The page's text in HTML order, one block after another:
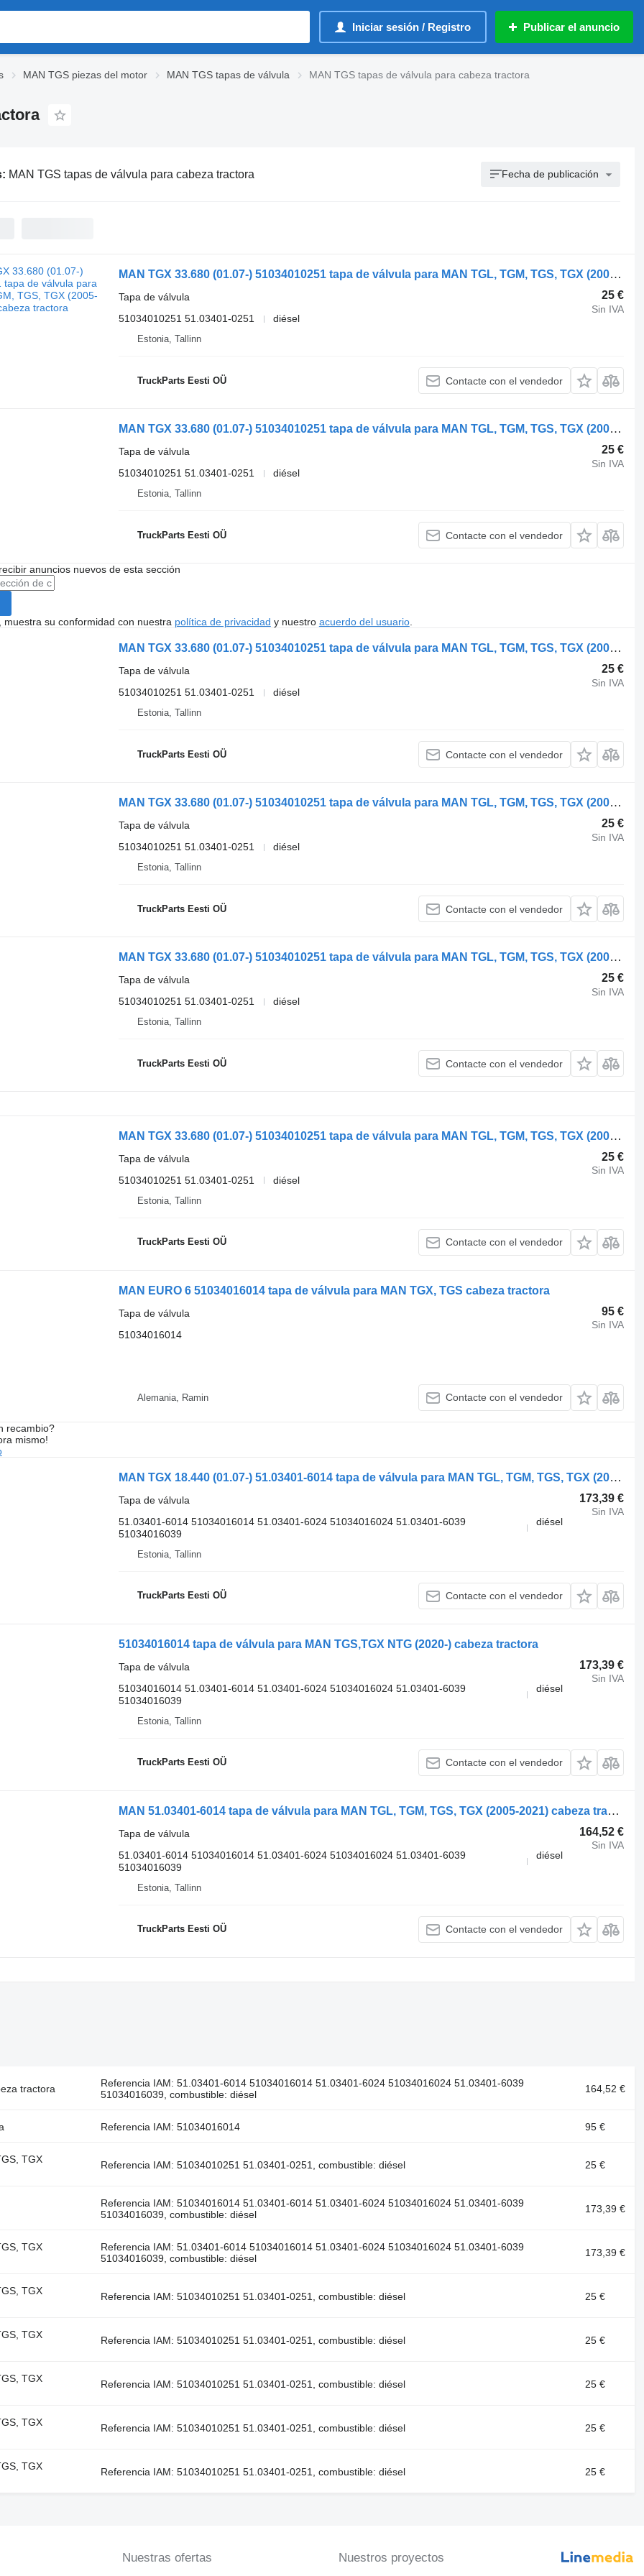
Iniciar sesión / Registro Publicar el anuncio
MAN TGS piezas del motor MAN TGS tapas de válvula MAN TGS tapas de válvula para cabeza tractora
MAN TGS tapas de válvula para cabeza tractora Fecha de publicación
MAN TGX 33.680 (01.07-) 51034010251 tapa de válvula para MAN TGL, TGM, TGS, TGX (2005-2021) cabeza tractora
25 €
Sin IVA
Tapa de válvula
51034010251 51.03401-0251
diésel
Estonia, Tallinn
TruckParts Eesti OÜ Contacte con el vendedor
MAN TGX 33.680 (01.07-) 51034010251 tapa de válvula para MAN TGL, TGM, TGS, TGX (2005-2021) cabeza tractora
25 €
Sin IVA
Tapa de válvula
51034010251 51.03401-0251
diésel
Estonia, Tallinn
TruckParts Eesti OÜ Contacte con el vendedor
anuncios nuevos de esta sección
muestra su conformidad con nuestra política de privacidad y nuestro acuerdo del usuario.
MAN TGX 33.680 (01.07-) 51034010251 tapa de válvula para MAN TGL, TGM, TGS, TGX (2005-2021) cabeza tractora
25 €
Sin IVA
Tapa de válvula
51034010251 51.03401-0251
diésel
Estonia, Tallinn
TruckParts Eesti OÜ Contacte con el vendedor
MAN TGX 33.680 (01.07-) 51034010251 tapa de válvula para MAN TGL, TGM, TGS, TGX (2005-2021) cabeza tractora
25 €
Sin IVA
Tapa de válvula
51034010251 51.03401-0251
diésel
Estonia, Tallinn
TruckParts Eesti OÜ Contacte con el vendedor
MAN TGX 33.680 (01.07-) 51034010251 tapa de válvula para MAN TGL, TGM, TGS, TGX (2005-2021) cabeza tractora
25 €
Sin IVA
Tapa de válvula
51034010251 51.03401-0251
diésel
Estonia, Tallinn
TruckParts Eesti OÜ Contacte con el vendedor
MAN TGX 33.680 (01.07-) 51034010251 tapa de válvula para MAN TGL, TGM, TGS, TGX (2005-2021) cabeza tractora
25 €
Sin IVA
Tapa de válvula
51034010251 51.03401-0251
diésel
Estonia, Tallinn
TruckParts Eesti OÜ Contacte con el vendedor
MAN EURO 6 51034016014 tapa de válvula para MAN TGX, TGS cabeza tractora
95 €
Sin IVA
Tapa de válvula
51034016014
Alemania, Ramin Contacte con el vendedor
recambio?
mismo!
MAN TGX 18.440 (01.07-) 51.03401-6014 tapa de válvula para MAN TGL, TGM, TGS, TGX (2005-2021) cabeza tractora
173,39 €
Sin IVA
Tapa de válvula
51.03401-6014 51034016014 51.03401-6024 51034016024 51.03401-6039
51034016039
diésel
Estonia, Tallinn
TruckParts Eesti OÜ Contacte con el vendedor
51034016014 tapa de válvula para MAN TGS,TGX NTG (2020-) cabeza tractora
173,39 €
Sin IVA
Tapa de válvula
51034016014 51.03401-6014 51.03401-6024 51034016024 51.03401-6039
51034016039
diésel
Estonia, Tallinn
TruckParts Eesti OÜ Contacte con el vendedor
MAN 51.03401-6014 tapa de válvula para MAN TGL, TGM, TGS, TGX (2005-2021) cabeza tractora
164,52 €
Sin IVA
Tapa de válvula
51.03401-6014 51034016014 51.03401-6024 51034016024 51.03401-6039
51034016039
diésel
Estonia, Tallinn
TruckParts Eesti OÜ Contacte con el vendedor
tractora
Referencia IAM: 51.03401-6014 51034016014 51.03401-6024 51034016024 51.03401-6039
51034016039, combustible: diésel
164,52 €
Referencia IAM: 51034016014 95 €
TGX
Referencia IAM: 51034010251 51.03401-0251, combustible: diésel 25 €
Referencia IAM: 51034016014 51.03401-6014 51.03401-6024 51034016024 51.03401-6039
51034016039, combustible: diésel
173,39 €
TGX
Referencia IAM: 51.03401-6014 51034016014 51.03401-6024 51034016024 51.03401-6039
51034016039, combustible: diésel
173,39 €
TGX
Referencia IAM: 51034010251 51.03401-0251, combustible: diésel 25 €
TGX
Referencia IAM: 51034010251 51.03401-0251, combustible: diésel 25 €
TGX
Referencia IAM: 51034010251 51.03401-0251, combustible: diésel 25 €
TGX
Referencia IAM: 51034010251 51.03401-0251, combustible: diésel 25 €
TGX
Referencia IAM: 51034010251 51.03401-0251, combustible: diésel 25 €
Nuestras ofertas Nuestros proyectos